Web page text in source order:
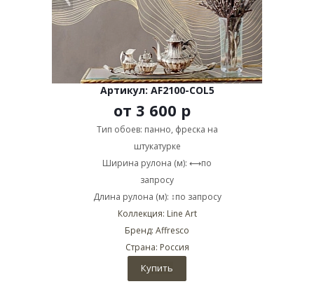
Артикул: AF2100-COL5
от 3 600 р
Тип обоев: панно, фреска на
штукатурке
Ширина рулона (м): ⟷по
запросу
Длина рулона (м): ↕по запросу
Коллекция: Line Art
Бренд: Affresco
Страна: Россия
Купить